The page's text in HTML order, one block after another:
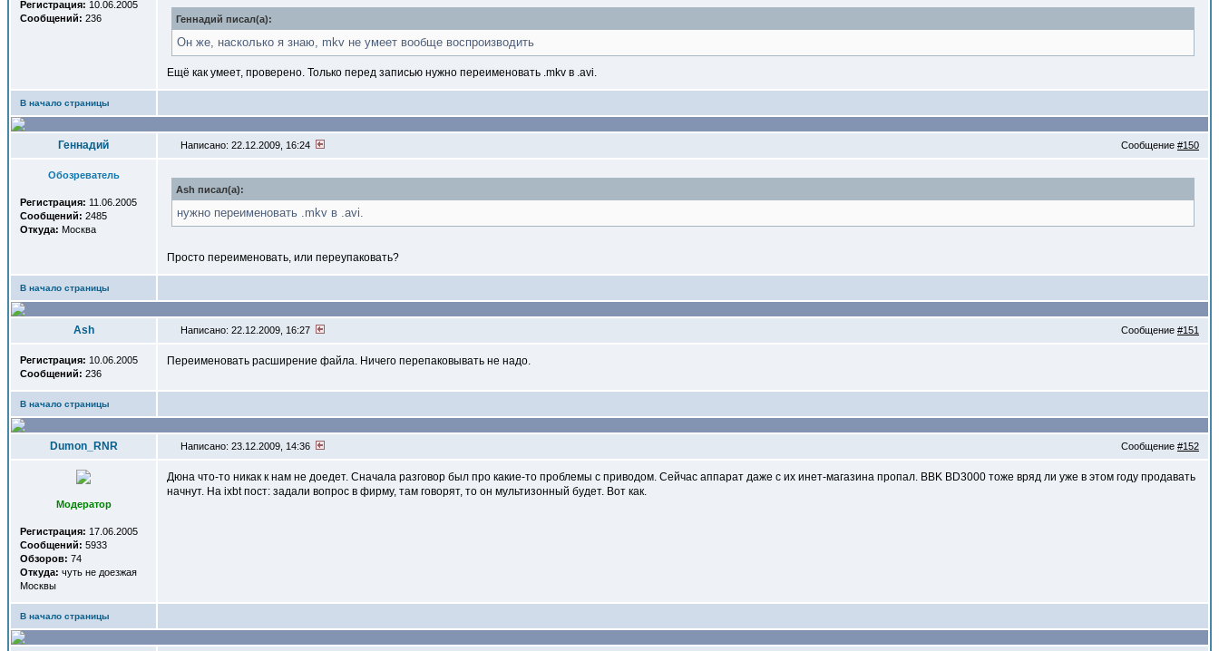
Регистрация: 10.06.2005
Сообщений: 236 Геннадий писал(a):
Он же, насколько я знаю, mkv не умеет вообще воспроизводить
Ещё как умеет, проверено. Только перед записью нужно переименовать .mkv в .avi.
В начало страницы
Геннадий Написано: 22.12.2009, 16:24 Сообщение #150
Обозреватель
Регистрация: 11.06.2005
Сообщений: 2485
Откуда: Москва
Ash писал(a):
нужно переименовать .mkv в .avi.
Просто переименовать, или переупаковать?
В начало страницы
Ash Написано: 22.12.2009, 16:27 Сообщение #151
Регистрация: 10.06.2005
Сообщений: 236
Переименовать расширение файла. Ничего перепаковывать не надо.
В начало страницы
Dumon_RNR Написано: 23.12.2009, 14:36 Сообщение #152
Модератор
Регистрация: 17.06.2005
Сообщений: 5933
Обзоров: 74
Откуда: чуть не доезжая
Москвы
Дюна что-то никак к нам не доедет. Сначала разговор был про какие-то проблемы с приводом. Сейчас аппарат даже с их инет-магазина пропал. BBK BD3000 тоже вряд ли уже в этом году продавать
начнут. На ixbt пост: задали вопрос в фирму, там говорят, то он мультизонный будет. Вот как.
В начало страницы